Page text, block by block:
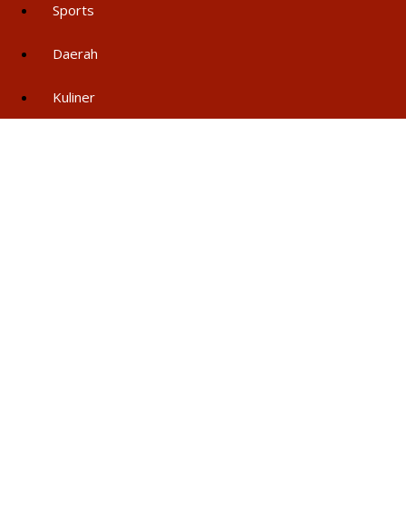
Sports
Daerah
Kuliner